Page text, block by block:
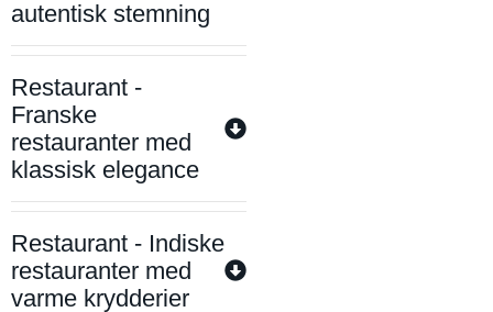
autentisk stemning
Restaurant -
Franske
restauranter med
klassisk elegance
Restaurant - Indiske
restauranter med
varme krydderier